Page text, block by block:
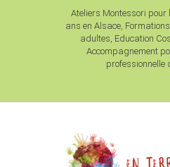
Ateliers Montessori pour
ans en Alsace,
adultes, Education
Accompagnement
professionnelle